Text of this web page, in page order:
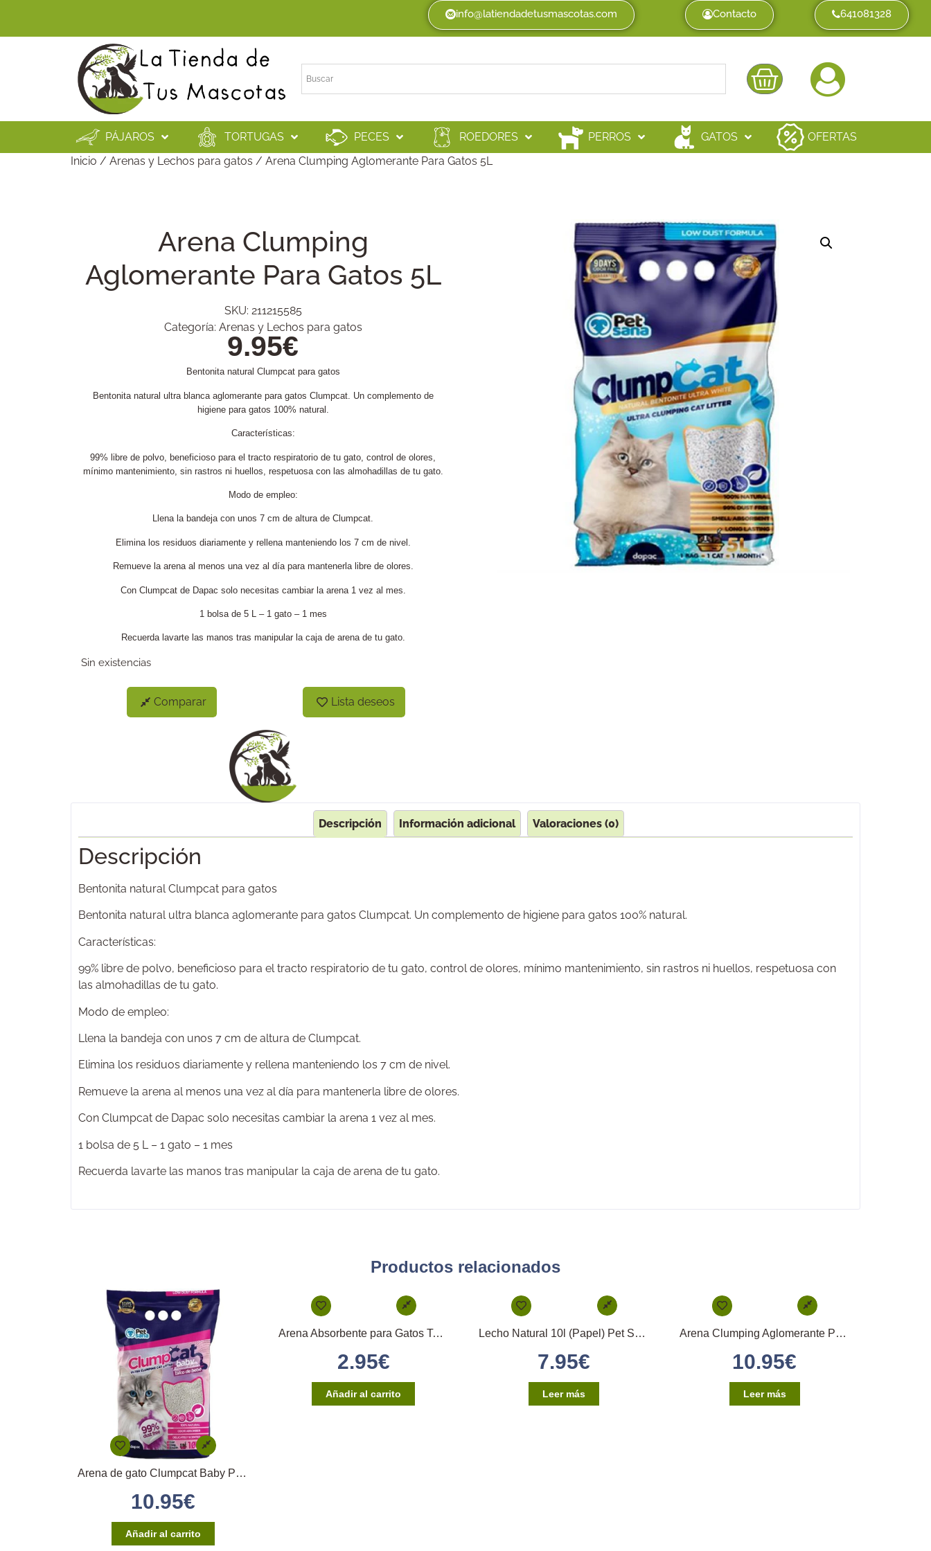
info@latiendadetusmascotas.com Contacto 641081328
PÁJAROS TORTUGAS PECES ROEDORES PERROS GATOS
OFERTAS
Inicio / Arenas y Lechos para gatos / Arena Clumping Aglomerante Para Gatos 5L
Arena Clumping
Aglomerante Para Gatos 5L
SKU: 211215585
Categoría: Arenas y Lechos para gatos
9.95€
Bentonita natural Clumpcat para gatos
Bentonita natural ultra blanca aglomerante para gatos Clumpcat. Un complemento de
higiene para gatos 100% natural.
Características:
99% libre de polvo, beneficioso para el tracto respiratorio de tu gato, control de olores,
mínimo mantenimiento, sin rastros ni huellos, respetuosa con las almohadillas de tu gato.
Modo de empleo:
Llena la bandeja con unos 7 cm de altura de Clumpcat.
Elimina los residuos diariamente y rellena manteniendo los 7 cm de nivel.
Remueve la arena al menos una vez al día para mantenerla libre de olores.
Con Clumpcat de Dapac solo necesitas cambiar la arena 1 vez al mes.
1 bolsa de 5 L – 1 gato – 1 mes
Recuerda lavarte las manos tras manipular la caja de arena de tu gato.
Sin existencias
Comparar Lista deseos
Descripción Información adicional Valoraciones (0)
Descripción
Bentonita natural Clumpcat para gatos
Bentonita natural ultra blanca aglomerante para gatos Clumpcat. Un complemento de higiene para gatos 100% natural.
Características:
99% libre de polvo, beneficioso para el tracto respiratorio de tu gato, control de olores, mínimo mantenimiento, sin rastros ni huellos, respetuosa con
las almohadillas de tu gato.
Modo de empleo:
Llena la bandeja con unos 7 cm de altura de Clumpcat.
Elimina los residuos diariamente y rellena manteniendo los 7 cm de nivel.
Remueve la arena al menos una vez al día para mantenerla libre de olores.
Con Clumpcat de Dapac solo necesitas cambiar la arena 1 vez al mes.
1 bolsa de 5 L – 1 gato – 1 mes
Recuerda lavarte las manos tras manipular la caja de arena de tu gato.
Productos relacionados
Arena de gato Clumpcat Baby Powder 10L
10.95€
Añadir al carrito
Arena Absorbente para Gatos Tay Cat 5kg
2.95€
Añadir al carrito
Lecho Natural 10l (Papel) Pet Sana
7.95€
Leer más
Arena Clumping Aglomerante Para Gatos 10L
10.95€
Leer más